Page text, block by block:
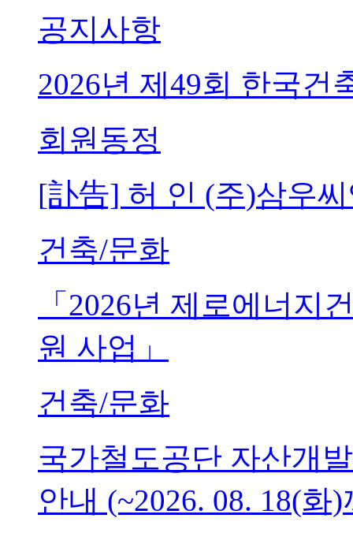
공지사항
2026년 제49회 한국건
회원동정
[訃告] 허 인 (주)삼우
건축/문화
「2026년 제로에너지
원 사업」
건축/문화
국가철도공단 자산개
안내 (~2026. 08. 18(화